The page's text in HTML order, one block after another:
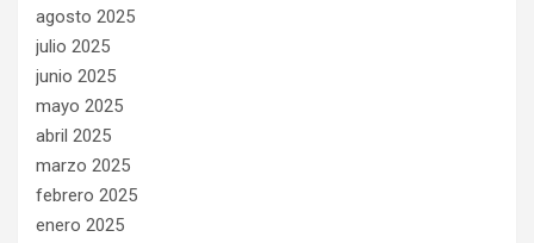
agosto 2025
julio 2025
junio 2025
mayo 2025
abril 2025
marzo 2025
febrero 2025
enero 2025